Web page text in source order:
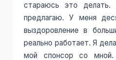
стараюсь это делать.
предлагаю. У меня
выздоровление в
реально работает. Я
мой спонсор со